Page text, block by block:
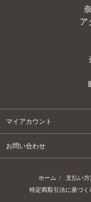
ア
マイアカウント
お問い合わせ
ホーム / 支払い方
特定商取引法に基づく